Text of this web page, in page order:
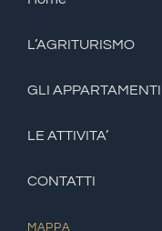
L’AGRITURISMO
GLI APPARTAMENTI
LE ATTIVITA’
CONTATTI
MAPPA